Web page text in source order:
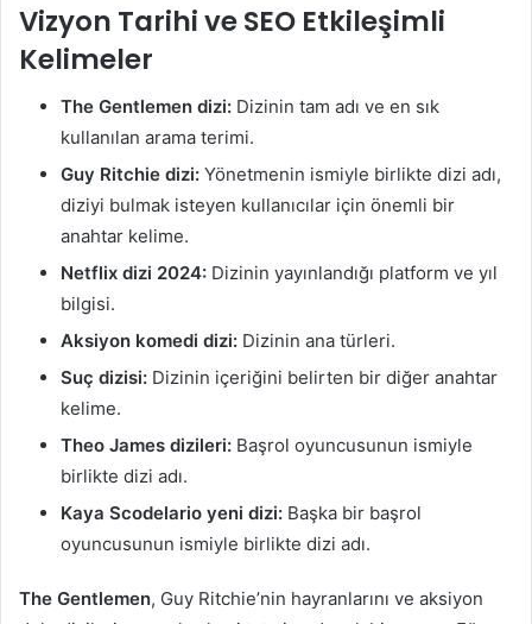
Vizyon Tarihi ve SEO Etkileşimli
Kelimeler
The Gentlemen dizi: Dizinin tam adı ve en sık
kullanılan arama terimi.
Guy Ritchie dizi: Yönetmenin ismiyle birlikte dizi adı,
diziyi bulmak isteyen kullanıcılar için önemli bir
anahtar kelime.
Netflix dizi 2024: Dizinin yayınlandığı platform ve yıl
bilgisi.
Aksiyon komedi dizi: Dizinin ana türleri.
Suç dizisi: Dizinin içeriğini belirten bir diğer anahtar
kelime.
Theo James dizileri: Başrol oyuncusunun ismiyle
birlikte dizi adı.
Kaya Scodelario yeni dizi: Başka bir başrol
oyuncusunun ismiyle birlikte dizi adı.
The Gentlemen, Guy Ritchie’nin hayranlarını ve aksiyon